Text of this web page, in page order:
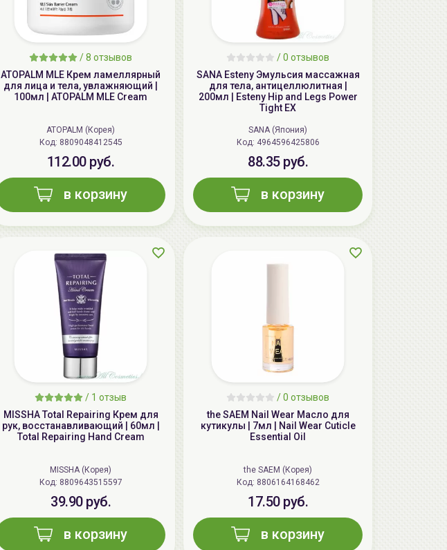
AiliCode Бальзам для волос
19.99 руб.
27.38 руб. -26%
AiliCode Восстанавливающий крем-
-50%
/8 отзывов
ATOPALM MLE Крем ламеллярный
для лица и тела, увлажняющий |
100мл | ATOPALM MLE Cream
ATOPALM (Корея)
Код: 8809048412545
112.00 руб.
в корзину
/0 отзывов
SANA Esteny Эмульсия массажная
для тела, антицеллюлитная |
200мл | Esteny Hip and Legs Power
Tight EX
SANA (Япония)
Код: 4964596425806
88.35 руб.
в корзину
/ 1 отзыв
MISSHA Total Repairing Крем для
рук, восстанавливающий | 60мл |
Total Repairing Hand Cream
MISSHA (Корея)
Код: 8809643515597
39.90 руб.
в корзину
/0 отзывов
the SAEM Nail Wear Масло для
кутикулы | 7мл | Nail Wear Cuticle
Essential Oil
the SAEM (Корея)
Код: 8806164168462
17.50 руб.
в корзину